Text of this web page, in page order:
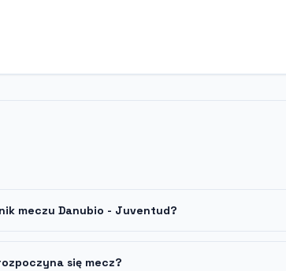
meczu Danubio - Juventud?
się mecz?